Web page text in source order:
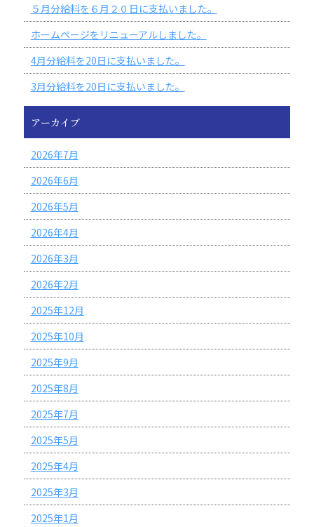
５月分給料を６月２０日に支払いました。
ホームページをリニューアルしました。
4月分給料を20日に支払いました。
3月分給料を20日に支払いました。
アーカイブ
2026年7月
2026年6月
2026年5月
2026年4月
2026年3月
2026年2月
2025年12月
2025年10月
2025年9月
2025年8月
2025年7月
2025年5月
2025年4月
2025年3月
2025年1月